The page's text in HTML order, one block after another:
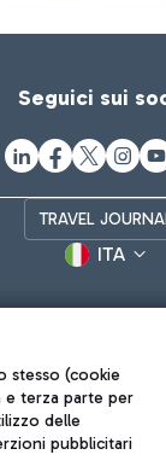
Seguici sui
TRAVEL
ITA
stesso (cookie
e terza parte per
delle
pubblicitari